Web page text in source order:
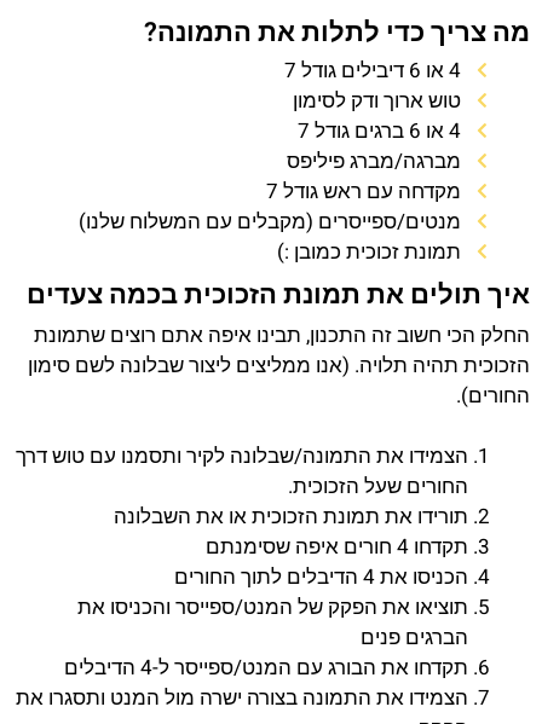
מה צריך כדי לתלות את התמונה?
4 או 6 דיבילים גודל 7
טוש ארוך ודק לסימון
4 או 6 ברגים גודל 7
מברגה/מברג פיליפס
מקדחה עם ראש גודל 7
מנטים/ספייסרים (מקבלים עם המשלוח שלנו)
תמונת זכוכית כמובן :)
איך תולים את תמונת הזכוכית בכמה צעדים
החלק הכי חשוב זה התכנון, תבינו איפה אתם רוצים שתמונת
הזכוכית תהיה תלויה. (אנו ממליצים ליצור שבלונה לשם סימון
החורים).
הצמידו את התמונה/שבלונה לקיר ותסמנו עם טוש דרך
החורים שעל הזכוכית.
תורידו את תמונת הזכוכית או את השבלונה
תקדחו 4 חורים איפה שסימנתם
הכניסו את 4 הדיבלים לתוך החורים
תוציאו את הפקק של המנט/ספייסר והכניסו את
הברגים פנים
תקדחו את הבורג עם המנט/ספייסר ל-4 הדיבלים
הצמידו את התמונה בצורה ישרה מול המנט ותסגרו את